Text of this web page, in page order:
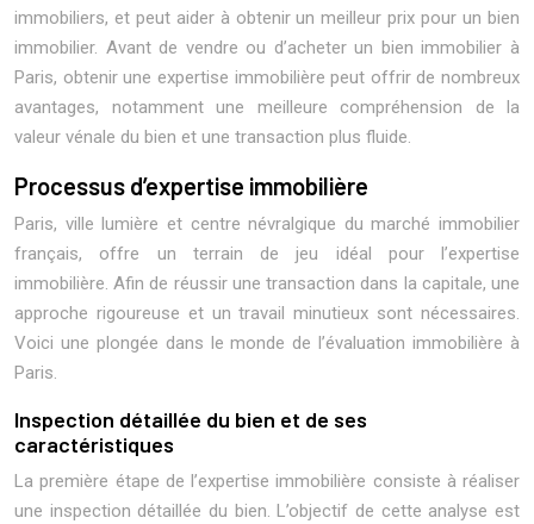
immobiliers, et peut aider à obtenir un meilleur prix pour un bien
immobilier. Avant de vendre ou d’acheter un bien immobilier à
Paris, obtenir une expertise immobilière peut offrir de nombreux
avantages, notamment une meilleure compréhension de la
valeur vénale du bien et une transaction plus fluide.
Processus d’expertise immobilière
Paris, ville lumière et centre névralgique du marché immobilier
français, offre un terrain de jeu idéal pour l’expertise
immobilière. Afin de réussir une transaction dans la capitale, une
approche rigoureuse et un travail minutieux sont nécessaires.
Voici une plongée dans le monde de l’évaluation immobilière à
Paris.
Inspection détaillée du bien et de ses
caractéristiques
La première étape de l’expertise immobilière consiste à réaliser
une inspection détaillée du bien. L’objectif de cette analyse est